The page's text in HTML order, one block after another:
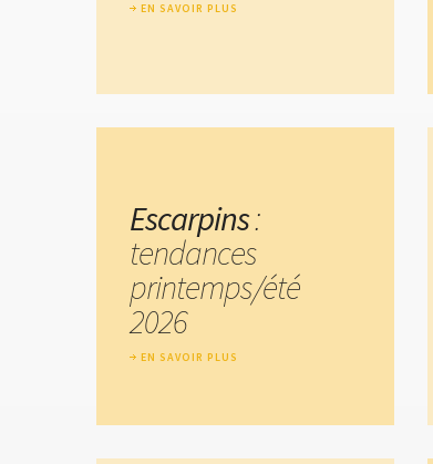
EN SAVOIR PLUS
Escarpins:
tendances
printemps/été
2026
EN SAVOIR PLUS